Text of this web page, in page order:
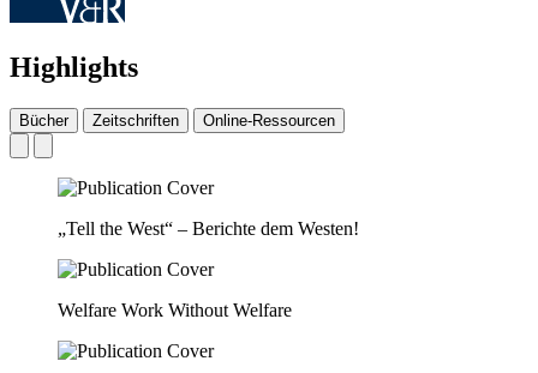
Highlights
Bücher Zeitschriften Online-Ressourcen
„Tell the West“ – Berichte dem Westen!
Welfare Work Without Welfare